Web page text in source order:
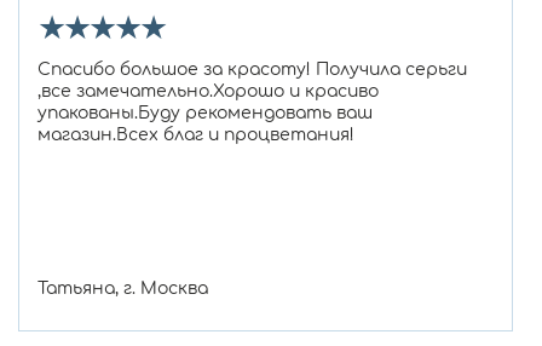
★★★★★
Спасибо большое за красоту! Получила серьги
,все замечательно.Хорошо и красиво
упакованы.Буду рекомендовать ваш
магазин.Всех благ и процветания!
Татьяна, г. Москва